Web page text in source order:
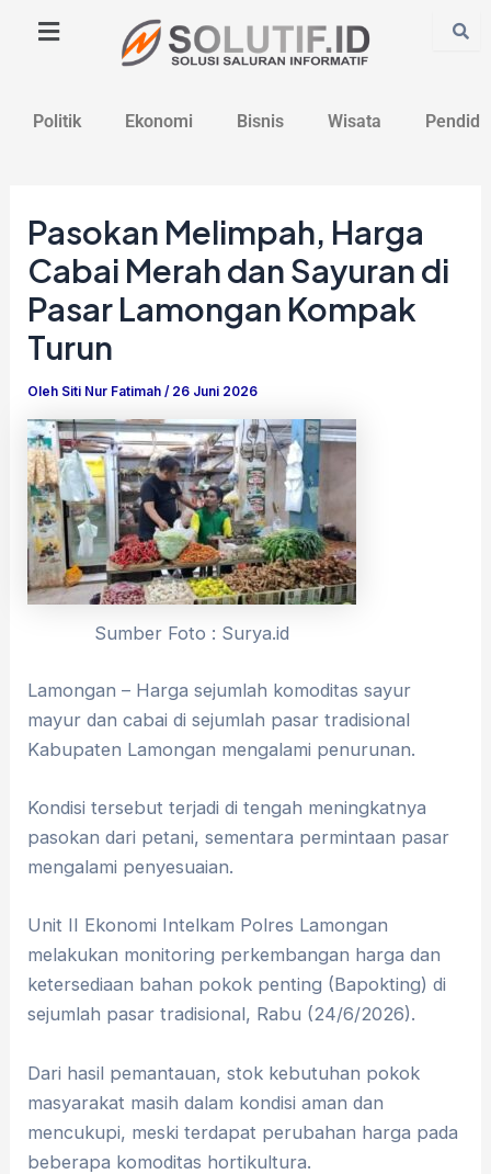
Politik Ekonomi Bisnis Wisata
Pasokan Melimpah, Harga
Cabai Merah dan Sayuran di
Pasar Lamongan Kompak
Turun
Oleh Siti Nur Fatimah/ 26 Juni 2026
Sumber Foto : Surya.id
Lamongan – Harga sejumlah komoditas sayur
mayur dan cabai di sejumlah pasar tradisional
Kabupaten Lamongan mengalami penurunan.
Kondisi tersebut terjadi di tengah meningkatnya
pasokan dari petani, sementara permintaan pasar
mengalami penyesuaian.
Unit II Ekonomi Intelkam Polres Lamongan
melakukan monitoring perkembangan harga dan
ketersediaan bahan pokok penting (Bapokting) di
sejumlah pasar tradisional, Rabu (24/6/2026).
Dari hasil pemantauan, stok kebutuhan pokok
masyarakat masih dalam kondisi aman dan
mencukupi, meski terdapat perubahan harga pada
beberapa komoditas hortikultura.
navigation